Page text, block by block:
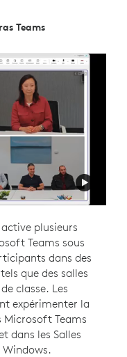
Teams
plusieurs
Teams sous
dans des
que des salles
classe. Les
expérimenter la
Microsoft Teams
dans les Salles
de Zoom
faciliter une
créant un
inclusif. Cette
Windows offre
salle leur propre
afin qu’elles aient
et entendues
la réunion.